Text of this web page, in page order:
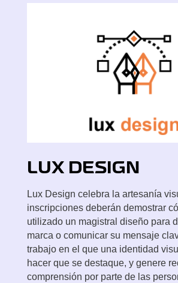
LUX DESIGN
Lux Design celebra la artesanía
inscripciones deberán demostrar
utilizado un magistral diseño para
marca o comunicar su mensaje
trabajo en el que una identidad
hacer que se destaque, y genere
comprensión por parte de las